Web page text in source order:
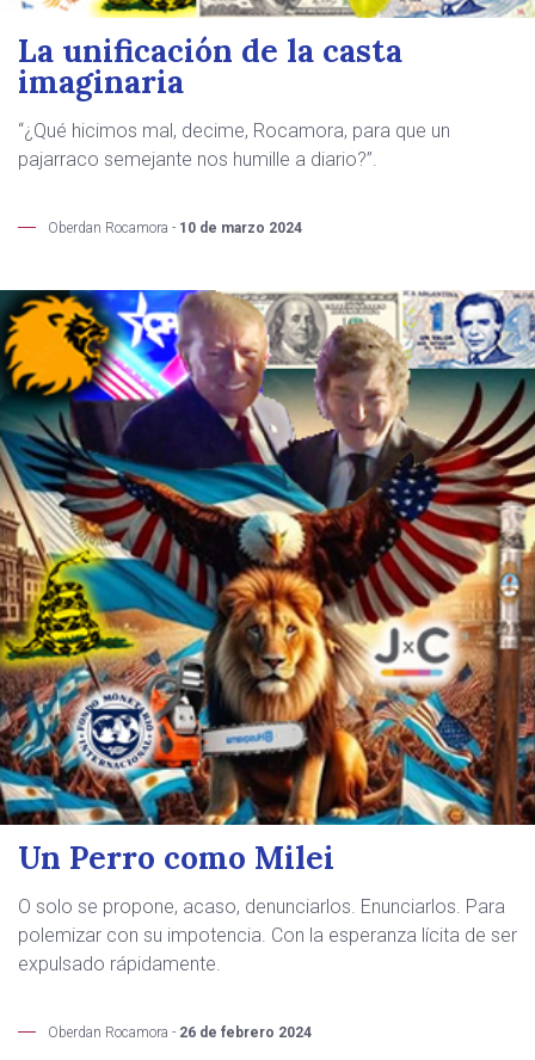
La unificación de la casta
imaginaria
“¿Qué hicimos mal, decime, Rocamora, para que un
pajarraco semejante nos humille a diario?”.
Oberdan Rocamora - 10 de marzo 2024
Un Perro como Milei
O solo se propone, acaso, denunciarlos. Enunciarlos. Para
polemizar con su impotencia. Con la esperanza lícita de ser
expulsado rápidamente.
Oberdan Rocamora - 26 de febrero 2024